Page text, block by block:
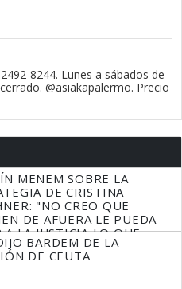
8244. Lunes a sábados de
@asiakapalermo. Precio
MENEM SOBRE LA
DE CRISTINA
"NO CREO QUE
DE AFUERA LE PUEDA
A LA JUSTICIA LO QUE
HACER"
BARDEM DE LA
DE CEUTA